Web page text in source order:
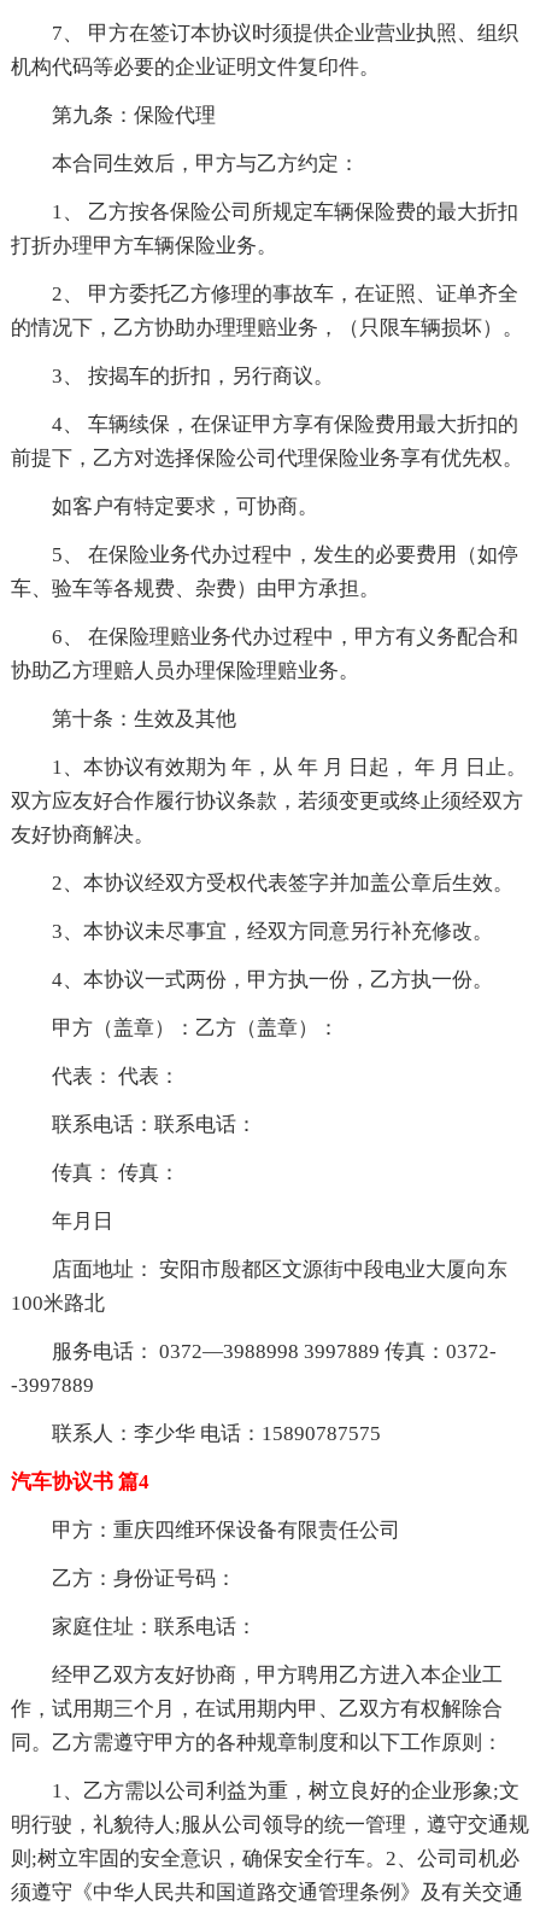
7、 甲方在签订本协议时须提供企业营业执照、组织
机构代码等必要的企业证明文件复印件。
第九条：保险代理
本合同生效后，甲方与乙方约定：
1、 乙方按各保险公司所规定车辆保险费的最大折扣
打折办理甲方车辆保险业务。
2、 甲方委托乙方修理的事故车，在证照、证单齐全
的情况下，乙方协助办理理赔业务，（只限车辆损坏）。
3、 按揭车的折扣，另行商议。
4、 车辆续保，在保证甲方享有保险费用最大折扣的
前提下，乙方对选择保险公司代理保险业务享有优先权。
如客户有特定要求，可协商。
5、 在保险业务代办过程中，发生的必要费用（如停
车、验车等各规费、杂费）由甲方承担。
6、 在保险理赔业务代办过程中，甲方有义务配合和
协助乙方理赔人员办理保险理赔业务。
第十条：生效及其他
1、本协议有效期为 年，从 年 月 日起， 年 月 日止。
双方应友好合作履行协议条款，若须变更或终止须经双方
友好协商解决。
2、本协议经双方受权代表签字并加盖公章后生效。
3、本协议未尽事宜，经双方同意另行补充修改。
4、本协议一式两份，甲方执一份，乙方执一份。
甲方（盖章）：乙方（盖章）：
代表： 代表：
联系电话：联系电话：
传真： 传真：
年月日
店面地址： 安阳市殷都区文源街中段电业大厦向东
100米路北
服务电话： 0372—3988998 3997889 传真：0372-
-3997889
联系人：李少华 电话：15890787575
汽车协议书 篇4
甲方：重庆四维环保设备有限责任公司
乙方：身份证号码：
家庭住址：联系电话：
经甲乙双方友好协商，甲方聘用乙方进入本企业工
作，试用期三个月，在试用期内甲、乙双方有权解除合
同。乙方需遵守甲方的各种规章制度和以下工作原则：
1、乙方需以公司利益为重，树立良好的企业形象;文
明行驶，礼貌待人;服从公司 领导的统一管理，遵守交通规
则;树立牢固的安全意识，确保安全行车。2、公司司机必
须遵守《中华人民共和国道路交通管理条例》及有关交通